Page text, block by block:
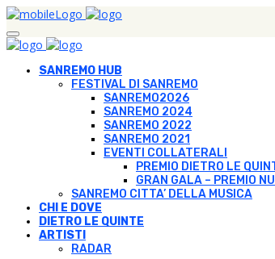
SANREMO HUB
FESTIVAL DI SANREMO
SANREMO2026
SANREMO 2024
SANREMO 2022
SANREMO 2021
EVENTI COLLATERALI
PREMIO DIETRO LE
GRAN GALA – PREMIO
SANREMO CITTA’ DELLA MUSICA
CHI E DOVE
DIETRO LE QUINTE
ARTISTI
RADAR